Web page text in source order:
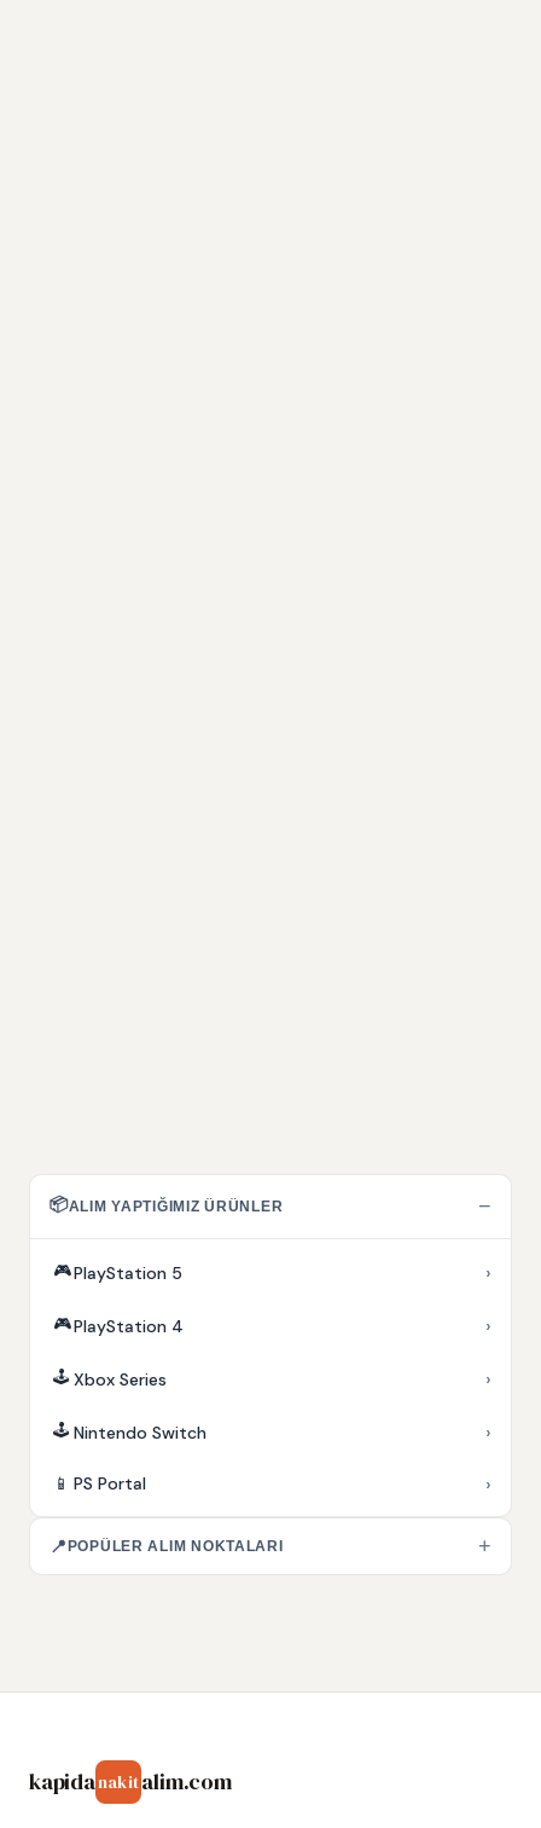
📦ALIM YAPTIĞIMIZ ÜRÜNLER −
🎮PlayStation 5 ›
🎮PlayStation 4 ›
🕹️ Xbox Series ›
🕹️ Nintendo Switch ›
📱 PS Portal ›
📍 POPÜLER ALIM NOKTALARI +
kapidanakitalim.com